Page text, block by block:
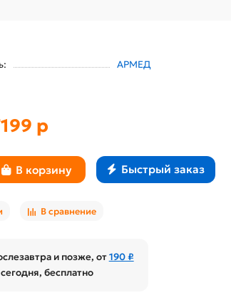
АРМЕД
р
В корзину Быстрый заказ
В сравнение
и позже, от190 ₽
бесплатно